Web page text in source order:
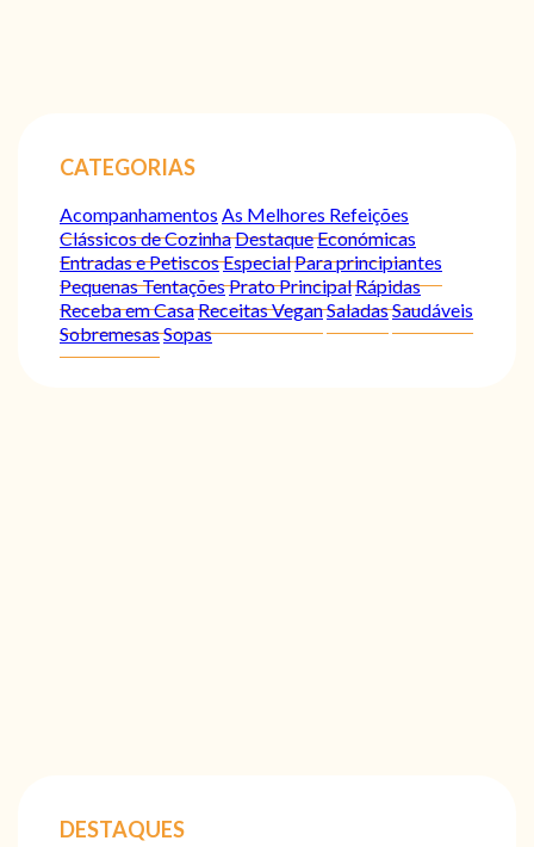
CATEGORIAS
Acompanhamentos As Melhores Refeições
Clássicos de CozinhaDestaqueEconómicas
Entradas e PetiscosEspecialPara principiantes
Pequenas TentaçõesPrato PrincipalRápidas
Receba em CasaReceitas VeganSaladasSaudáveis
SobremesasSopas
DESTAQUES